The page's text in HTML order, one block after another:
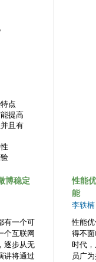
点
提高
且有
稳定
有一个可
个互联网
逐步从无
讲将通过
性能
能
李轶楠
性能
得不
时代
员广